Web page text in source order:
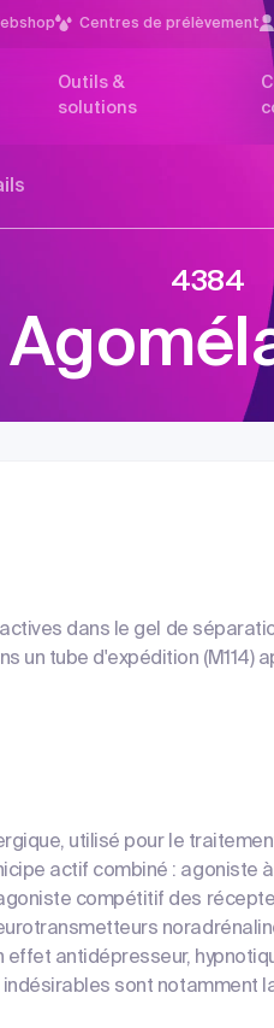
Centres de prélèvement
Outils &
solutions
4384
dans le gel de
un tube d'expédition (M114)
utilisé pour le
actif combiné : agoniste
compétitif des
effet antidépresseur,
sont notamment